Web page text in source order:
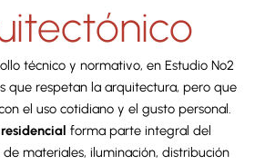
técnico y normativo, en Estudio No2
que respetan la arquitectura, pero que
el uso cotidiano y el gusto personal.
forma parte integral del
materiales, iluminación, distribución